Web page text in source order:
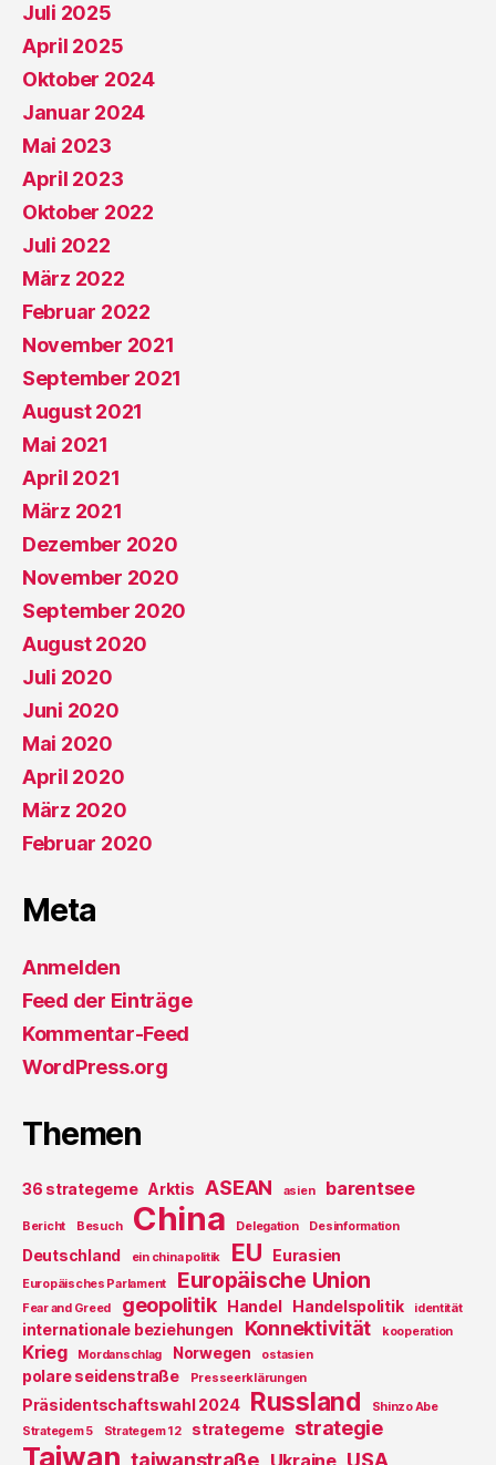
Juli 2025
April 2025
Oktober 2024
Januar 2024
Mai 2023
April 2023
Oktober 2022
Juli 2022
März 2022
Februar 2022
November 2021
September 2021
August 2021
Mai 2021
April 2021
März 2021
Dezember 2020
November 2020
September 2020
August 2020
Juli 2020
Juni 2020
Mai 2020
April 2020
März 2020
Februar 2020
Meta
Anmelden
Feed der Einträge
Kommentar-Feed
WordPress.org
Themen
36 strategeme Arktis ASEAN asien barentsee
Bericht Besuch China Delegation Desinformation
Deutschland ein china politik EU Eurasien
Europäisches Parlament Europäische Union
Fear and Greed geopolitik Handel Handelspolitik identität
internationale beziehungen Konnektivität kooperation
Krieg Mordanschlag Norwegen ostasien
polare seidenstraße Presseerklärungen
Präsidentschaftswahl 2024 Russland
Shinzo Abe
Strategem 5
Strategem 12 strategeme strategie
Taiwan taiwanstraße Ukraine USA